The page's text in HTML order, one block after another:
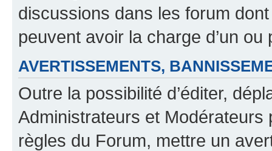
discussions dans les forum
peuvent avoir la charge d’un
AVERTISSEMENTS,
Outre la possibilité d’éditer,
Administrateurs et
règles du Forum, mettre un